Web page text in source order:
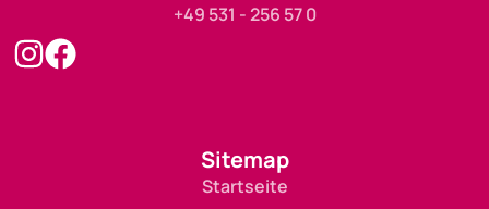
+49 531 - 256 57 0
Sitemap
Startseite